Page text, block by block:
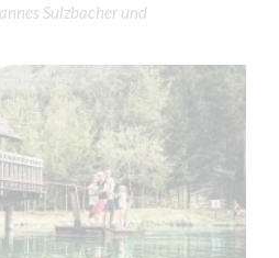
Sulzbacher und